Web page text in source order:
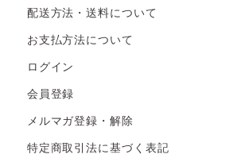
配送方法・送料について
お支払方法について
ログイン
会員登録
メルマガ登録・解除
特定商取引法に基づく表記